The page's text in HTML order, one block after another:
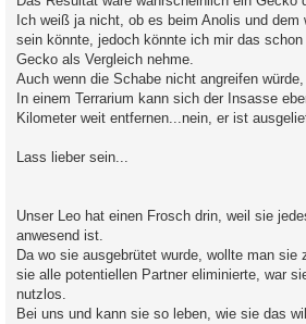
Ich weiß ja nicht, ob es beim Anolis und dem
sein könnte, jedoch könnte ich mir das
Gecko als Vergleich nehme.
Auch wenn die Schabe nicht angreifen
In einem Terrarium kann sich der Insasse
Kilometer weit entfernen...nein, er ist
Lass lieber sein...
Unser Leo hat einen Frosch drin, weil sie
anwesend ist.
Da wo sie ausgebrütet wurde, wollte man sie
sie alle potentiellen Partner eliminierte, war
nutzlos.
Bei uns und kann sie so leben, wie sie das